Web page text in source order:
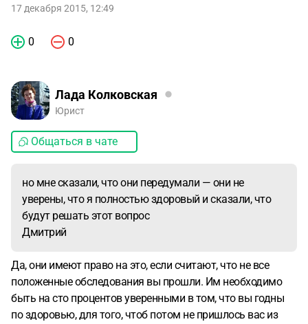
17 декабря 2015, 12:49
0 0
Лада Колковская
Юрист
Общаться в чате
но мне сказали, что они передумали — они не
уверены, что я полностью здоровый и сказали, что
будут решать этот вопрос
Дмитрий
Да, они имеют право на это, если считают, что не все
положенные обследования вы прошли. Им необходимо
быть на сто процентов уверенными в том, что вы годны
по здоровью, для того, чтоб потом не пришлось вас из